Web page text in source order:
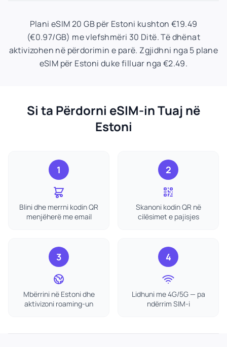
Plani eSIM 20 GB për Estoni kushton €19.49
(€0.97/GB) me vlefshmëri 30 Ditë. Të dhënat
aktivizohen në përdorimin e parë. Zgjidhni nga 5 plane
eSIM për Estoni duke filluar nga €2.49.
Si ta Përdorni eSIM-in Tuaj në
Estoni
1
Blini dhe merrni kodin QR
menjëherë me email
2
Skanoni kodin QR në
cilësimet e pajisjes
3
Mbërrini në Estoni dhe
aktivizoni roaming-un
4
Lidhuni me 4G/5G — pa
ndërrim SIM-i